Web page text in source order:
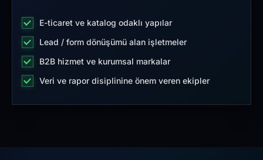
E-ticaret ve katalog odaklı yapılar
Lead / form dönüşümü alan işletmeler
B2B hizmet ve kurumsal markalar
Veri ve rapor disiplinine önem veren ekipler